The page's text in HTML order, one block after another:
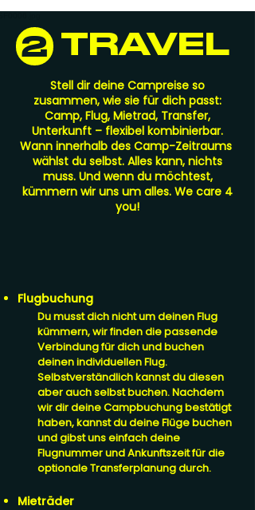
2 TRAVEL
Stell dir deine Campreise so
zusammen, wie sie für dich passt:
Camp, Flug, Mietrad, Transfer,
Unterkunft – flexibel kombinierbar.
Wann innerhalb des Camp-Zeitraums
wählst du selbst. Alles kann, nichts
muss. Und wenn du möchtest,
kümmern wir uns um alles. We care 4
you!
Flugbuchung
Du musst dich nicht um deinen Flug
kümmern, wir finden die passende
Verbindung für dich und buchen
deinen individuellen Flug.
Selbstverständlich kannst du diesen
aber auch selbst buchen. Nachdem
wir dir deine Campbuchung bestätigt
haben, kannst du deine Flüge buchen
und gibst uns einfach deine
Flugnummer und Ankunftszeit für die
optionale Transferplanung durch.
Mieträder